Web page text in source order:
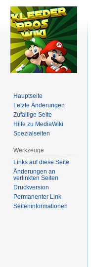
Hauptseite
Letzte Änderungen
Zufällige Seite
Hilfe zu MediaWiki
Spezialseiten
Werkzeuge
Links auf diese Seite
Änderungen an
verlinkten Seiten
Druckversion
Permanenter Link
Seiten­­informationen